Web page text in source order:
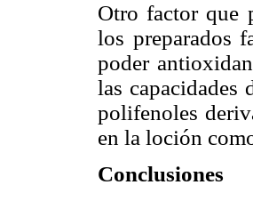
Otro factor que
los preparados
poder
las capacidades
polifenoles
en la loción
Conclusiones